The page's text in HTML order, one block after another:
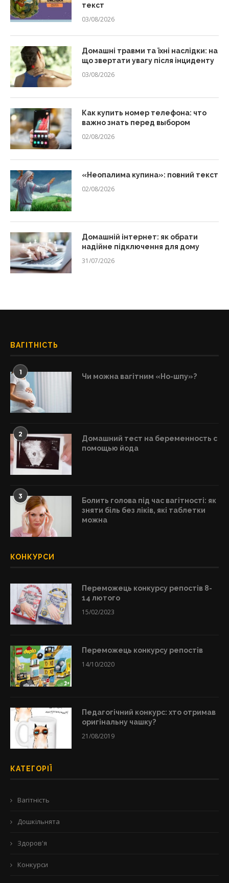
текст
03/08/2026
Домашні травми та їхні наслідки: на
що звертати увагу після інциденту
03/08/2026
Как купить номер телефона: что
важно знать перед выбором
02/08/2026
«Неопалима купина»: повний текст
02/08/2026
Домашній інтернет: як обрати
надійне підключення для дому
31/07/2026
ВАГІТНІСТЬ
1 Чи можна вагітним «Но-шпу»?
2
Домашний тест на беременность с
помощью йода
3
Болить голова під час вагітності: як
зняти біль без ліків, які таблетки
можна
КОНКУРСИ
Переможець конкурсу репостів 8-
14 лютого
15/02/2023
Переможець конкурсу репостів
14/10/2020
Педагогічний конкурс: хто отримав
оригінальну чашку?
21/08/2019
КАТЕГОРІЇ
Вагітність
Дошкільнята
Здоров'я
Конкурси